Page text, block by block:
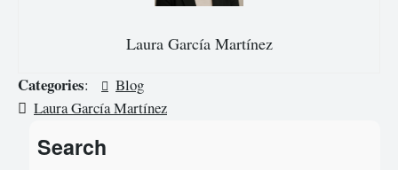
Laura García Martínez
Categories:
Blog
Laura García Martínez
Search